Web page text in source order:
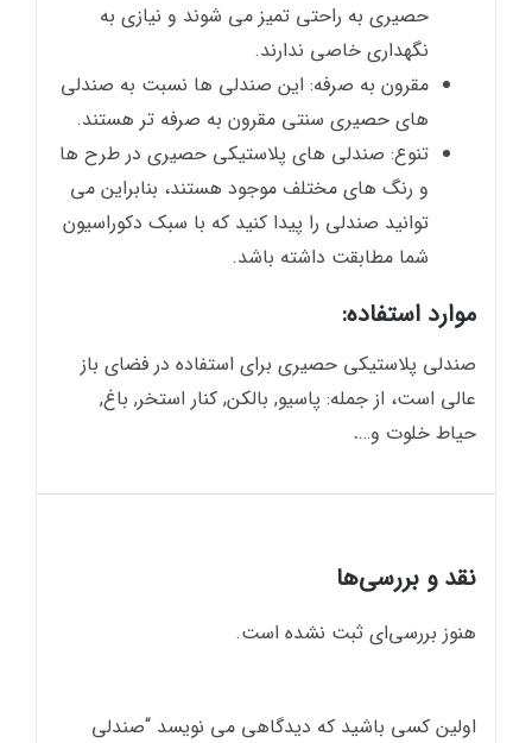
حصیری به راحتی تمیز می شوند و نیازی به
نگهداری خاصی ندارند.
مقرون به صرفه: این صندلی ها نسبت به صندلی
های حصیری سنتی مقرون به صرفه تر هستند.
تنوع: صندلی های پلاستیکی حصیری در طرح ها
و رنگ های مختلف موجود هستند، بنابراین می
توانید صندلی را پیدا کنید که با سبک دکوراسیون
شما مطابقت داشته باشد.
موارد استفاده:
صندلی پلاستیکی حصیری برای استفاده در فضای باز
عالی است، از جمله: پاسیو, بالکن, کنار استخر, باغ,
حیاط خلوت و….
نقد و بررسی‌ها
هنوز بررسی‌ای ثبت نشده است.
اولین کسی باشید که دیدگاهی می نویسد “صندلی